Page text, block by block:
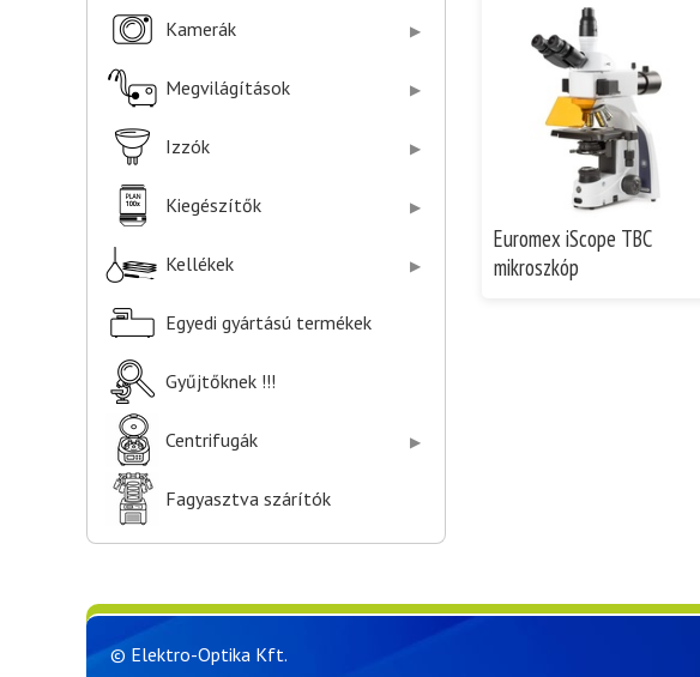
Kamerák
Megvilágítások
Izzók
Kiegészítők
Kellékek
Egyedi gyártású termékek
Gyűjtőknek !!!
Centrifugák
Fagyasztva szárítók
Euromex iScope TBC
mikroszkóp
© Elektro-Optika Kft.